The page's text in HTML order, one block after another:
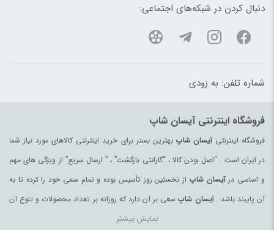
دنبال کردن در شبکه‌های اجتماعی:
شماره تلفن: به زودی
فروشگاه اینترنتی آیسان شاپ
فروشگاه اینترنتیآیسان شاپبهترین بستر برای خرید اینترنتی کالاهای مورد نیاز شما
در ایران است . “اصل بودن کالا ، “گارانتی بازگشت” ، ” ارسال سریع” از ویژگی های مهم
و اساسی درآیسان شاپ از نخستین روز تأسیس بوده و تمام سعی خود را کرده تا به
آن پایبند باشد .آیسان شاپ سعی بر آن دارد که روزانه بر تعداد محصولات و تنوع آن
بیفزاید تا بتواند نیاز همه ی افراد با هر نوع سلیقه را در خرید محصولات اینترنتی مرتفع
نمایش بیشتر